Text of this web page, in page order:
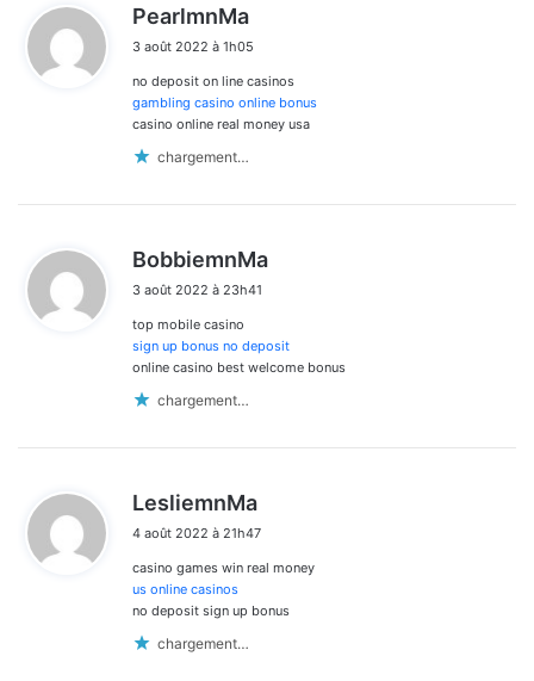
PearlmnMa
t
:
3 août 2022 à 1h05
no deposit on line casinos
gambling casino online bonus
casino online real money usa
chargement…
BobbiemnMa
:
3 août 2022 à 23h41
top mobile casino
sign up bonus no deposit
online casino best welcome bonus
chargement…
LesliemnMa
t
4 août 2022 à 21h47
casino games win real money
us online casinos
no deposit sign up bonus
chargement…